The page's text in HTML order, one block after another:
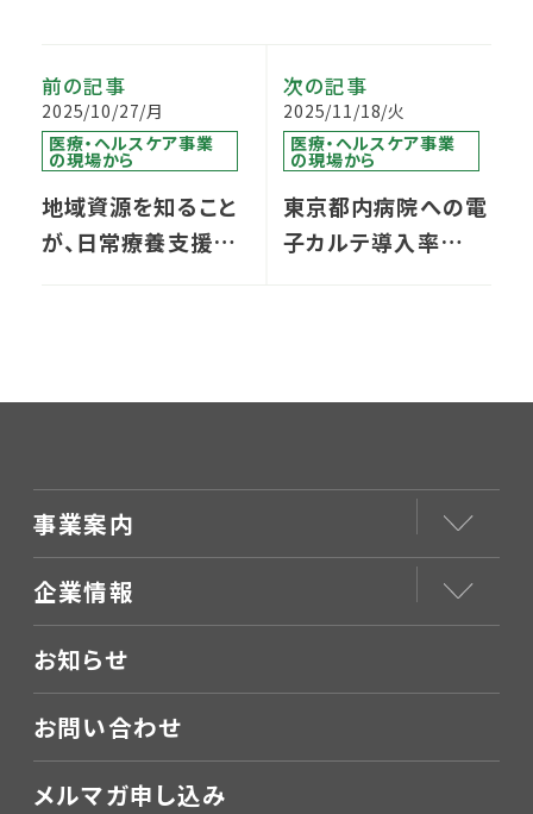
前の記事
2025/10/27/月
医療・ヘルスケア事業
の現場から
地域資源を知ること
が、日常療養支援の
次の記事
2025/11/18/火
医療・ヘルスケア事業
の現場から
東京都内病院への電
子カルテ導入率
事業案内
企業情報
お知らせ
お問い合わせ
メルマガ申し込み